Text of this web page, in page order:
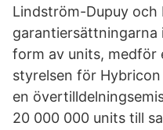
Lindström-Dupuy och
garantiersättningarna
form av units, medför
styrelsen för
en
20 000 000 units till